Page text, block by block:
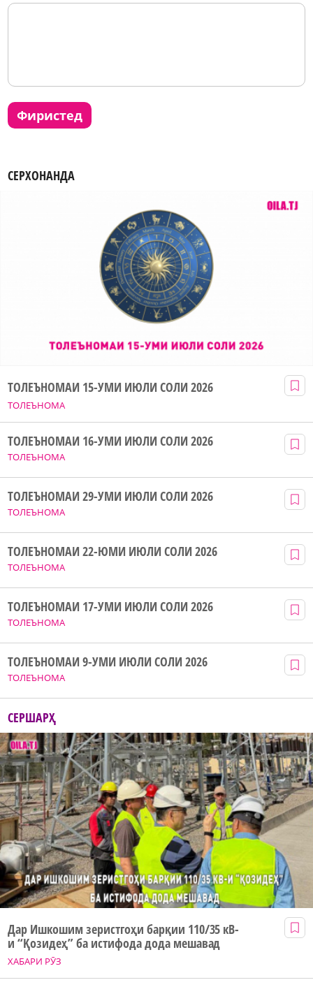
фиристед
СЕРХОНАНДА
ТОЛЕЪНОМА
ТОЛЕЪНОМАИ 15-УМИ ИЮЛИ СОЛИ 2026
ТОЛЕЪНОМА
ТОЛЕЪНОМАИ 16-УМИ ИЮЛИ СОЛИ 2026
ТОЛЕЪНОМА
ТОЛЕЪНОМАИ 29-УМИ ИЮЛИ СОЛИ 2026
ТОЛЕЪНОМА
ТОЛЕЪНОМАИ 22-ЮМИ ИЮЛИ СОЛИ 2026
ТОЛЕЪНОМА
ТОЛЕЪНОМАИ 17-УМИ ИЮЛИ СОЛИ 2026
ТОЛЕЪНОМА
ТОЛЕЪНОМАИ 9-УМИ ИЮЛИ СОЛИ 2026
СЕРШАРҲ
ХАБАРИ РӮЗ
Дар Ишкошим зеристгоҳи барқии 110/35 кВ-
и “Қозидеҳ” ба истифода дода мешавад